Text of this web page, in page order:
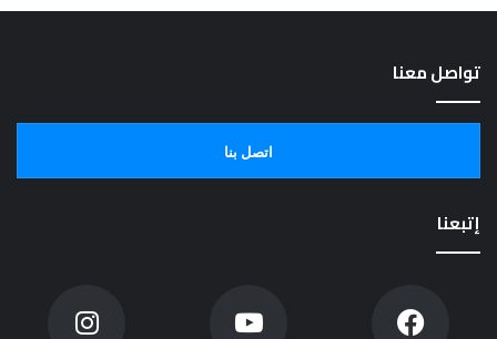
تواصل معنا
اتصل بنا
إتبعنا